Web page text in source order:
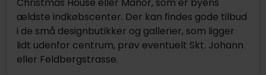
ældste indkøbscenter. Der kan findes gode tilbud
i de små designbutikker og gallerier, som ligger
lidt udenfor centrum, prøv eventuelt Skt. Johann
eller Feldbergstrasse.